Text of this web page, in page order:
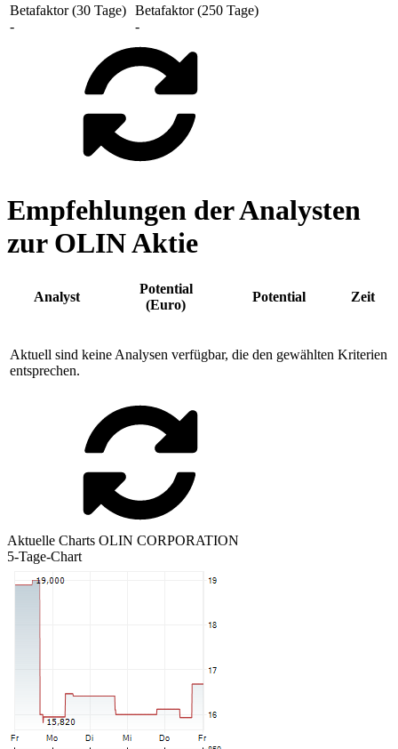
Betafaktor (30 Tage)
-
Betafaktor (250 Tage)
-
Empfehlungen der Analysten
zur OLIN Aktie
Analyst
Potential
(Euro)
Potential Zeit
Aktuell sind keine Analysen verfügbar, die den gewählten Kriterien
entsprechen.
Aktuelle Charts OLIN CORPORATION
5-Tage-Chart